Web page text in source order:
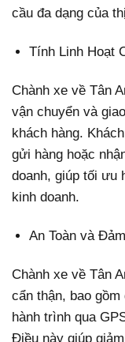
cầu đa dạng của
Tính Linh Hoạt
Chành xe về Tân
vận chuyển và
khách hàng.
gửi hàng hoặc
doanh, giúp tối ưu
kinh doanh.
An Toàn và
Chành xe về Tân
cẩn thận, bao
hành trình qua
Điều này giúp